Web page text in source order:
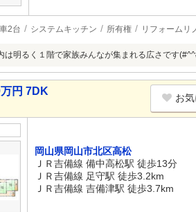
2台 システムキッチン 所有権 リフォームリ
は明るく１階で家族みんなが集まれる広さです
円 7DK
お
岡山県岡山市北区高松
ＪＲ吉備線 備中高松駅 徒歩13分
ＪＲ吉備線 足守駅 徒歩3.2km
ＪＲ吉備線 吉備津駅 徒歩3.7km